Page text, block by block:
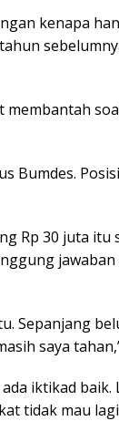
kenapa
membantah
Bumdes.
Rp 30 juta
Sepanjang
saya
iktikad baik.
tidak mau